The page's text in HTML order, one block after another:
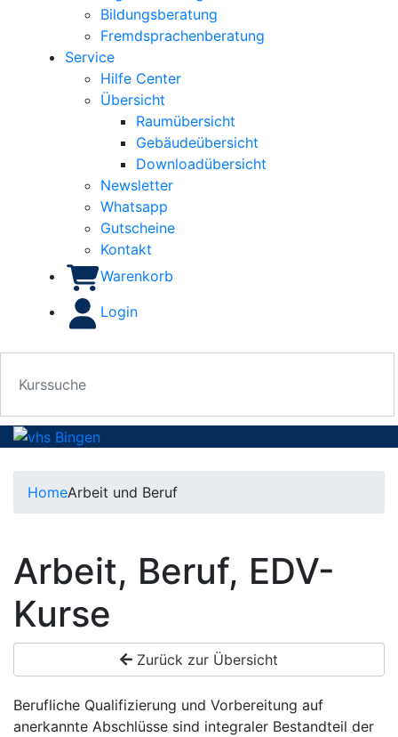
Bildungsberatung
Fremdsprachenberatung
Service
Hilfe Center
Übersicht
Raumübersicht
Gebäudeübersicht
Downloadübersicht
Newsletter
Whatsapp
Gutscheine
Kontakt
Warenkorb
Login
HomeArbeit und Beruf
Arbeit, Beruf, EDV-
Kurse
Zurück zur Übersicht
Berufliche Qualifizierung und Vorbereitung auf
anerkannte Abschlüsse sind integraler Bestandteil der